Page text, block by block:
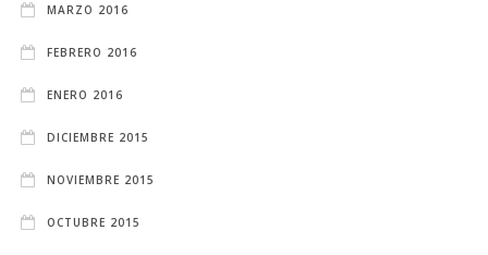
MARZO 2016
FEBRERO 2016
ENERO 2016
DICIEMBRE 2015
NOVIEMBRE 2015
OCTUBRE 2015